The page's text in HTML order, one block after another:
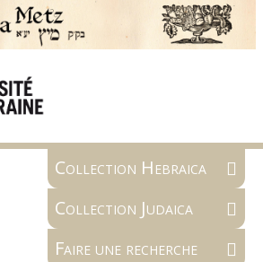
Collection Hebraica
Collection Judaica
Faire une recherche